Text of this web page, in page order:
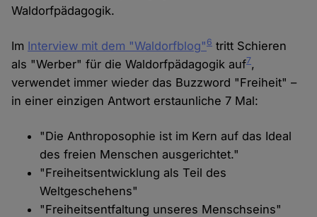
Waldorfpädagogik.
Im Interview mit dem "Waldorfblog"6 tritt Schieren
als "Werber" für die Waldorfpädagogik auf7,
verwendet immer wieder das Buzzword "Freiheit" –
in einer einzigen Antwort erstaunliche 7 Mal:
"Die Anthroposophie ist im Kern auf das Ideal
des freien Menschen ausgerichtet."
"Freiheitsentwicklung als Teil des
Weltgeschehens"
"Freiheitsentfaltung unseres Menschseins"